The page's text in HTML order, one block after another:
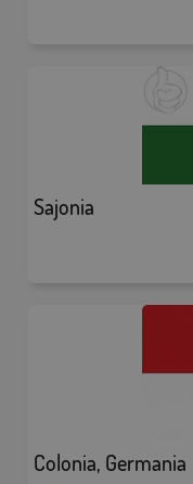
Sajonia
Colonia, Germania